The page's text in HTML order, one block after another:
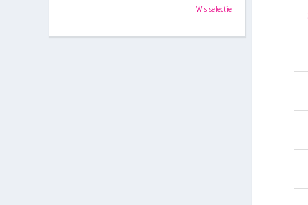
Wis selectie